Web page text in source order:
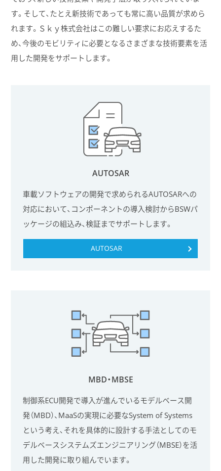
す。そして、たとえ新技術であっても常に高い品質が求めら
れます。Ｓｋｙ株式会社はこの難しい要求にお応えするた
め、今後のモビリティに必要となるさまざまな技術要素を活
用した開発をサポートします。
AUTOSAR
車載ソフトウェアの開発で求められるAUTOSARへの
対応において、コンポーネントの導入検討からBSWパ
ッケージの組込み、検証までサポートします。
AUTOSAR
MBD・MBSE
制御系ECU開発で導入が進んでいるモデルベース開
発（MBD）、MaaSの実現に必要なSystem of Systems
という考え、それを具体的に設計する手法としてのモ
デルベースシステムズエンジニアリング（MBSE）を活
用した開発に取り組んでいます。